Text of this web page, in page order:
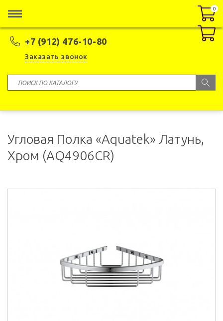
+7 (912) 476-10-80
Заказать звонок
0
0
Угловая Полка «Aquatek» Латунь,
Хром (AQ4906CR)